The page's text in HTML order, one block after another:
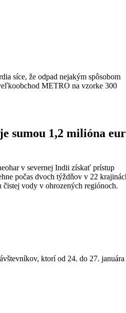
síce, že odpad nejakým spôsobom
METRO na vzorke 300
sumou 1,2 milióna eur
v severnej Indii získať prístup
počas dvoch týždňov v 22
vody v ohrozených regiónoch.
ktorí od 24. do 27. januára